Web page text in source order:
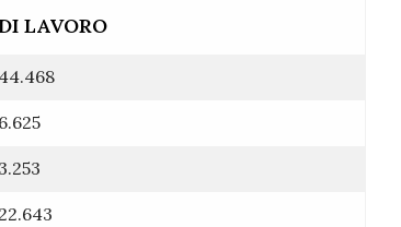
LAVORO
44.468
6.625
3.253
22.643